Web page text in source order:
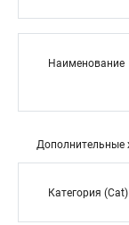
Наименование
Дополнительные
Категория (Cat)